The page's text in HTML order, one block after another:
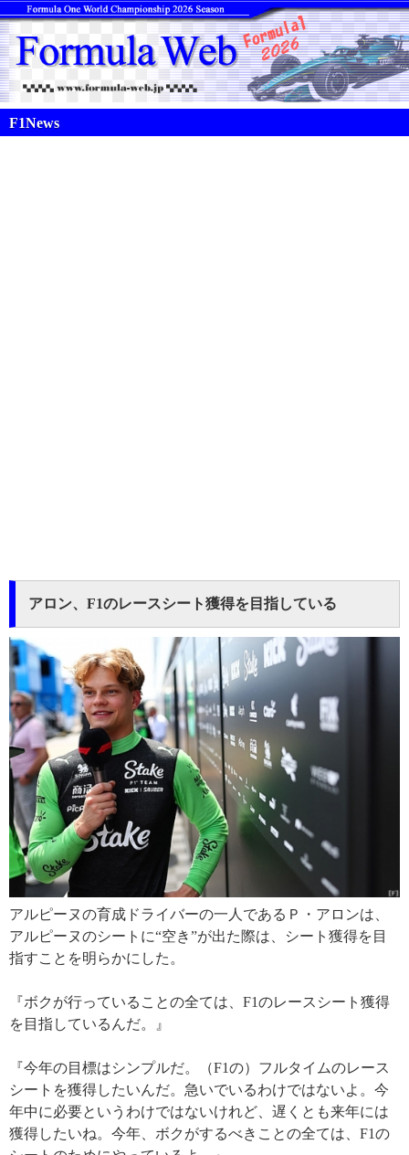
F1News
アロン、F1のレースシート獲得を目指している
アルピーヌの育成ドライバーの一人であるＰ・アロンは、
アルピーヌのシートに“空き”が出た際は、シート獲得を目
指すことを明らかにした。
『ボクが行っていることの全ては、F1のレースシート獲得
を目指しているんだ。』
『今年の目標はシンプルだ。（F1の）フルタイムのレース
シートを獲得したいんだ。急いでいるわけではないよ。今
年中に必要というわけではないけれど、遅くとも来年には
獲得したいね。今年、ボクがするべきことの全ては、F1の